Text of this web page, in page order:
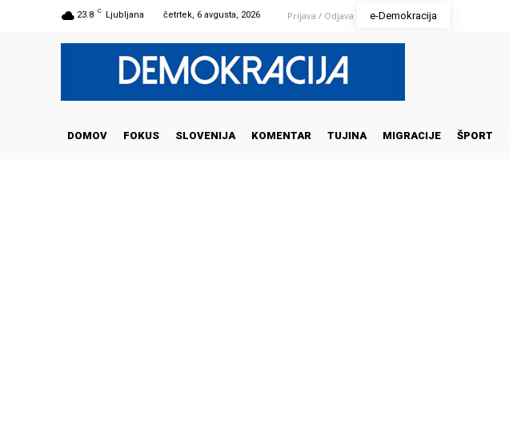
23.8 C Ljubljana četrtek, 6 avgusta, 2026 Prijava / Odjava e-Demokracija
DOMOV FOKUS SLOVENIJA KOMENTAR TUJINA MIGRACIJE ŠPORT